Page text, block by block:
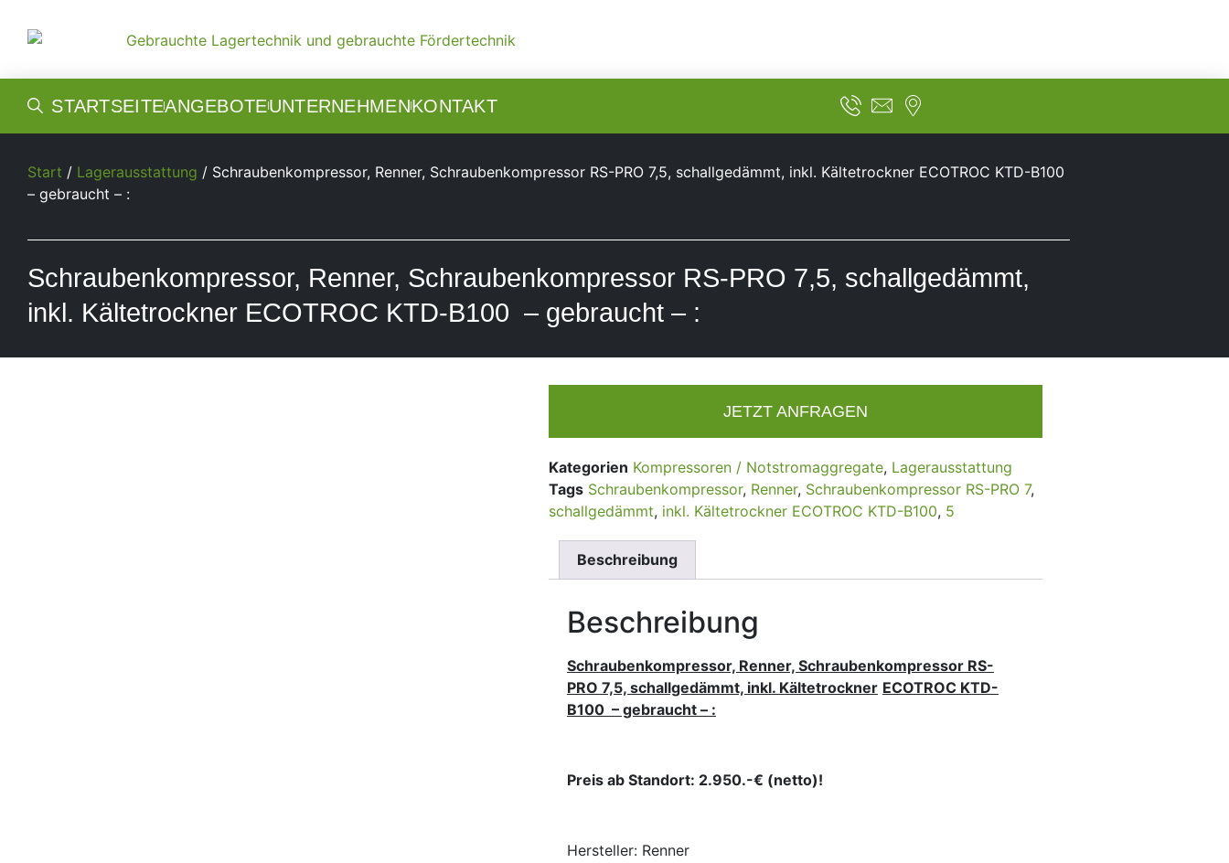
STARTSEITEANGEBOTEUNTERNEHMENKONTAKT
Start / Lagerausstattung / Schraubenkompressor, Renner, Schraubenkompressor RS-PRO 7,5, schallgedämmt, inkl. Kältetrockner ECOTROC KTD-B100
– gebraucht – :
Schraubenkompressor, Renner, Schraubenkompressor RS-PRO 7,5, schallgedämmt,
inkl. Kältetrockner ECOTROC KTD-B100 – gebraucht – :
JETZT ANFRAGEN
Kategorien Kompressoren / Notstromaggregate, Lagerausstattung
Tags Schraubenkompressor, Renner, Schraubenkompressor RS-PRO 7,
schallgedämmt, inkl. Kältetrockner ECOTROC KTD-B100, 5
Beschreibung
Beschreibung
Schraubenkompressor, Renner, Schraubenkompressor RS-
PRO 7,5, schallgedämmt, inkl. Kältetrockner ECOTROC KTD-
B100 – gebraucht – :
Preis ab Standort: 2.950.-€ (netto)!
Hersteller: Renner